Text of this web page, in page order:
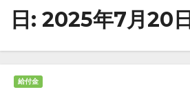
日: 2025年7月20日
給付金